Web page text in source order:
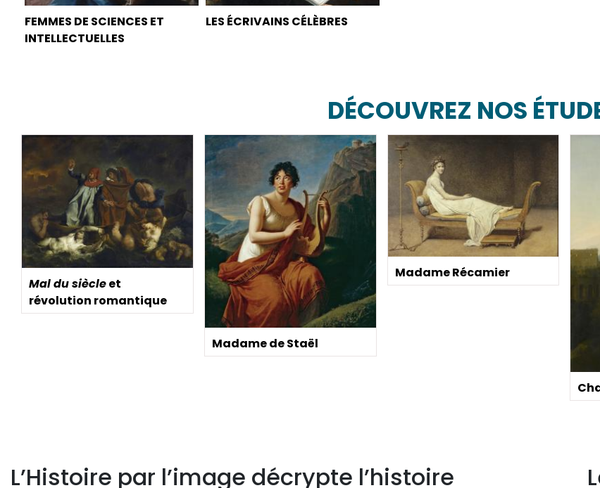
FEMMES DE SCIENCES ET
INTELLECTUELLES
LES ÉCRIVAINS CÉLÈBRES
DÉCOUVREZ NOS
Mal du siècleet
révolution romantique
Madame de Staël
Madame Récamier
L’Histoire par l’image décrypte l’histoire